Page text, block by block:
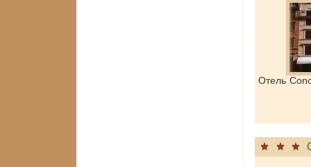
Отель